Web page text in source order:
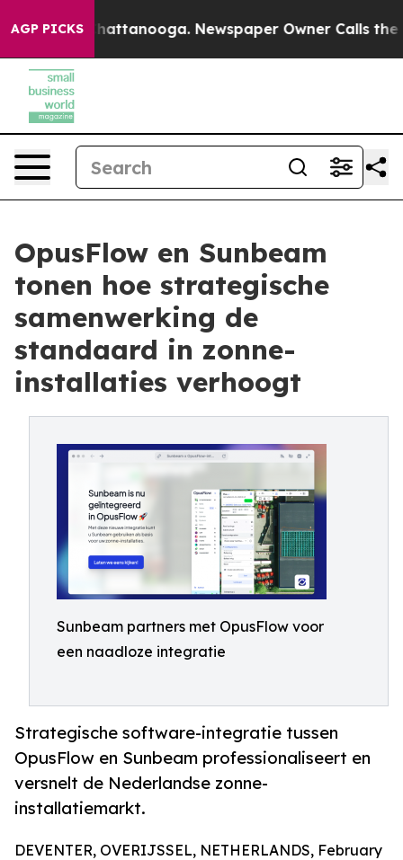
AGP PICKS
in Chattanooga. Newspaper Owner Calls the
OpusFlow en Sunbeam
tonen hoe strategische
samenwerking de
standaard in zonne-
installaties verhoogt
Sunbeam partners met OpusFlow voor
een naadloze integratie
Strategische software-integratie tussen
OpusFlow en Sunbeam professionaliseert en
versnelt de Nederlandse zonne-
installatiemarkt.
DEVENTER, OVERIJSSEL, NETHERLANDS, February